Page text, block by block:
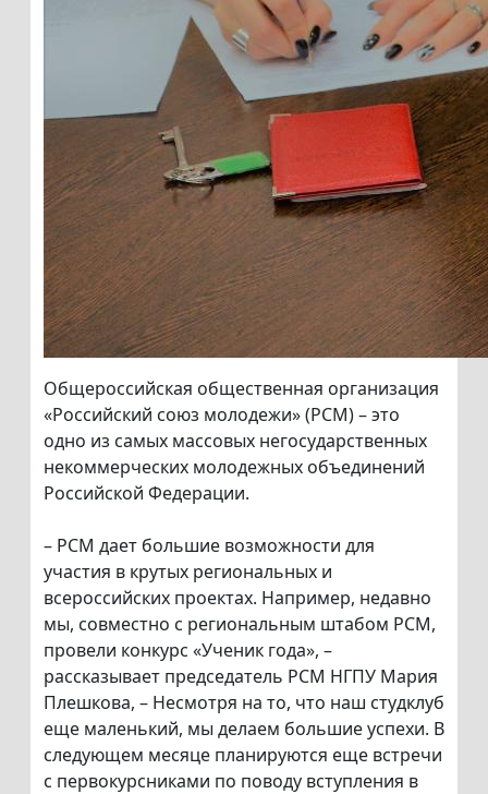
Общероссийская общественная организация
«Российский союз молодежи» (РСМ) – это
одно из самых массовых негосударственных
некоммерческих молодежных объединений
Российской Федерации.
– РСМ дает большие возможности для
участия в крутых региональных и
всероссийских проектах. Например, недавно
мы, совместно с региональным штабом РСМ,
провели конкурс «Ученик года», –
рассказывает председатель РСМ НГПУ Мария
Плешкова, – Несмотря на то, что наш студклуб
еще маленький, мы делаем большие успехи. В
следующем месяце планируются еще встречи
с первокурсниками по поводу вступления в